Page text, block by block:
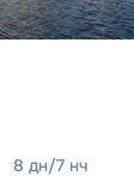
8 дн/7 нч